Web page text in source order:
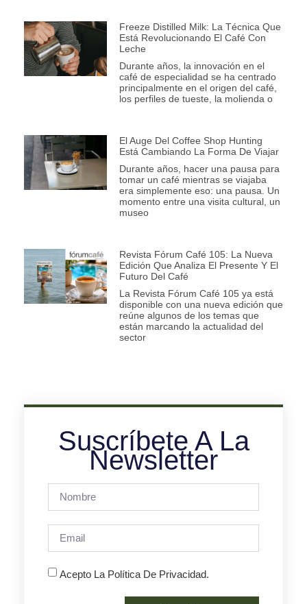
Freeze Distilled Milk: La Técnica Que
Está Revolucionando El Café Con
Leche
Durante años, la innovación en el
café de especialidad se ha centrado
principalmente en el origen del café,
los perfiles de tueste, la molienda o
El Auge Del Coffee Shop Hunting
Está Cambiando La Forma De Viajar
Durante años, hacer una pausa para
tomar un café mientras se viajaba
era simplemente eso: una pausa. Un
momento entre una visita cultural, un
museo
Revista Fórum Café 105: La Nueva
Edición Que Analiza El Presente Y El
Futuro Del Café
La Revista Fórum Café 105 ya está
disponible con una nueva edición que
reúne algunos de los temas que
están marcando la actualidad del
sector
Suscríbete A La
Newsletter
Acepto La Política De Privacidad.